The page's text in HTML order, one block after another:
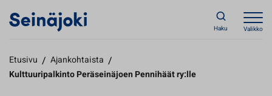
Haku Valikko
Etusivu / Ajankohtaista /
Kulttuuripalkinto Peräseinäjoen Pennihäät ry:lle